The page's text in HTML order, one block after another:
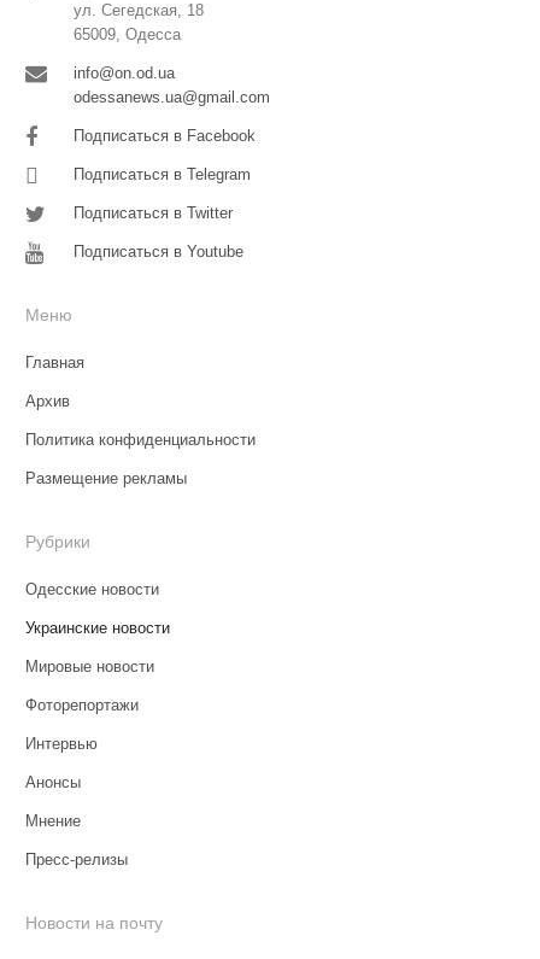
ул. Сегедская, 18
65009, Одесса
info@on.od.ua
odessanews.ua@gmail.com
Подписаться в Facebook
Подписаться в Telegram
Подписаться в Twitter
Подписаться в Youtube
Меню
Главная
Архив
Политика конфиденциальности
Размещение рекламы
Рубрики
Одесские новости
Украинские новости
Мировые новости
Фоторепортажи
Интервью
Анонсы
Мнение
Пресс-релизы
Новости на почту